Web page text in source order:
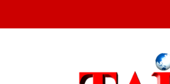
to